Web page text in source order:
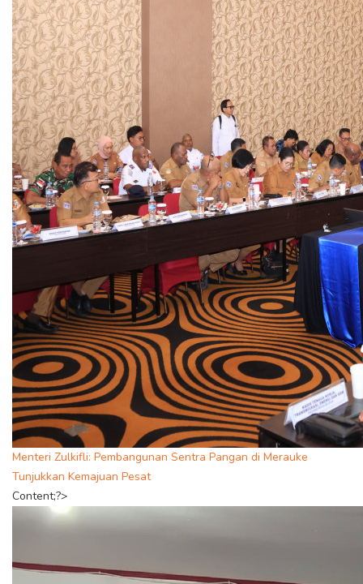
Menteri Zulkifli: Pembangunan Sentra Pangan di Merauke
Tunjukkan Kemajuan Pesat
Content;?>